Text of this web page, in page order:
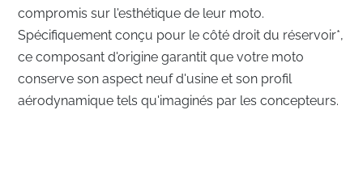
compromis sur l'esthétique de leur moto.
Spécifiquement conçu pour le côté droit du réservoir*,
ce composant d'origine garantit que votre moto
conserve son aspect neuf d'usine et son profil
aérodynamique tels qu'imaginés par les concepteurs.